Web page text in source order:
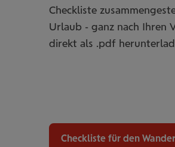
Checkliste
Urlaub - ganz nach Ihren
direkt als .pdf
Check­liste für den